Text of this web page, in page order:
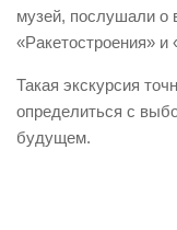
музей, послушали о
«Ракетостроения» и
Такая экскурсия
определиться с
будущем.